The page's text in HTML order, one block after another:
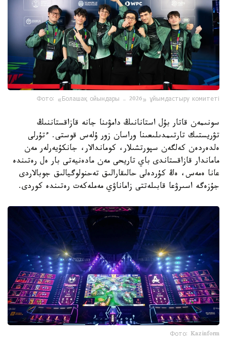
Фото: «Болашақ ойындары – 2026» ұйымдастыру комитеті
سونىمەن قاتار بۇل استانانىڭ دامۋىنا جانە قازاقستاننىڭ
تۋريستىك تارتىمدىلىعىنا وراسان زور ۇلەس قوستى. ءتۇرلى
ەلدەردەن كەلگەن سپورتشىلار، كوماندالار، جانكۇيەرلەر مەن
ماماندار قازاقستاندى باي تاريحى مەن مادەنيەتى بار ەل رەتىندە
عانا ەمەس، ەڭ كۇردەلى حالىقارالىق تەحنولوگيالىق جوبالاردى
جۇزەگە اسىرۋعا قابىلەتتى زاماناۋي مەملەكەت رەتىندە كوردى.
Фото: Kazinform